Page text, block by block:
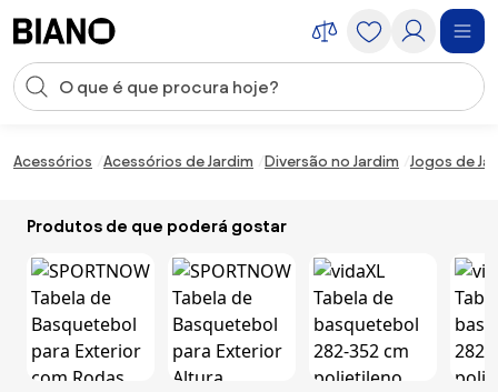
Entrada de pesquisa
Acessórios Acessórios de Jardim Diversão no Jardim Jogos de
Produtos de que poderá gostar